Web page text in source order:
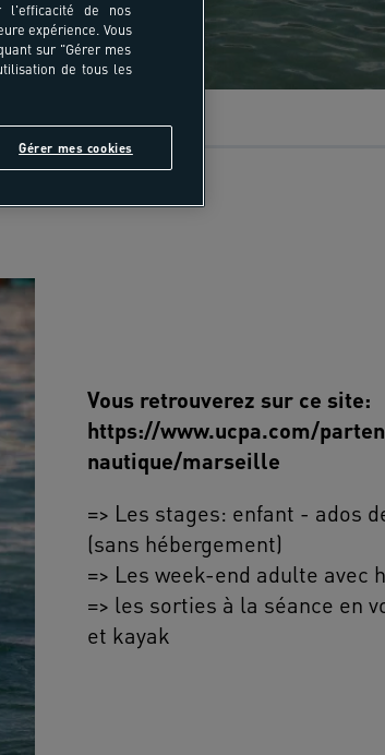
Vous retrouverez sur ce site:
https://www.ucpa.com/
nautique/marseille
=> Les stages: enfant - ados
(sans hébergement)
=> Les week-end adulte avec
=> les sorties à la séance en
et kayak
l'efficacité de nos
expérience. Vous
sur "Gérer mes
de tous les
Gérer mes cookies